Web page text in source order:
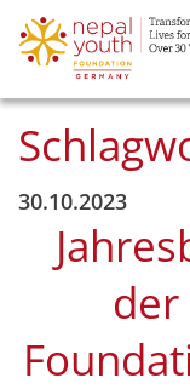
Zum
Inhalt
springen
30.10.2023
der